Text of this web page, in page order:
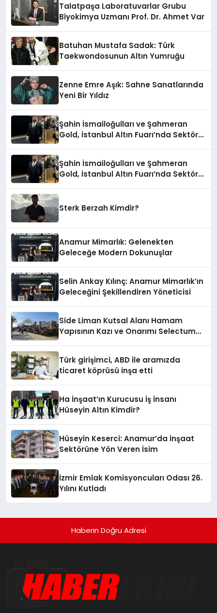
Talatpaşa Laboratuvarlar Grubu
Biyokimya Uzmanı Prof. Dr. Ahmet Var
Batuhan Mustafa Sadak: Türk
Taekwondosunun Altın Yumruğu
Zenne Emre Aşık: Sahne Sanatlarında
Yeni Bir Yıldız
Şahin İsmailoğulları ve Şahmeran
Gold, İstanbul Altın Fuarı’nda Sektöre
Şahin İsmailoğulları ve Şahmeran
Gold, İstanbul Altın Fuarı’nda Sektöre
Sterk Berzah Kimdir?
Anamur Mimarlık: Gelenekten
Geleceğe Modern Dokunuşlar
Selin Ankay Kılınç: Anamur Mimarlık’ın
Geleceğini Şekillendiren Yöneticisi
Side Liman Kutsal Alanı Hamam
Yapısının Kazı ve Onarımı Selectum
Türk girişimci, ABD ile aramızda
ticaret köprüsü inşa etti
Ha İnşaat’ın Kurucusu İş İnsanı
Hüseyin Altın Kimdir?
Hüseyin Keserci: Anamur’da İnşaat
Sektörüne Yön Veren İsim
İzmir Emlak Komisyoncuları Odası 26.
Yılını Kutladı
Haberin Doğru Adresi